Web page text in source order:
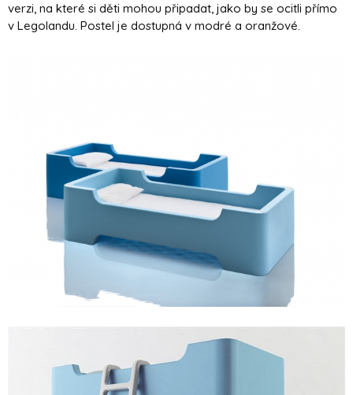
verzi, na které si děti mohou připadat, jako by se ocitli přímo
v Legolandu. Postel je dostupná v modré a oranžové.